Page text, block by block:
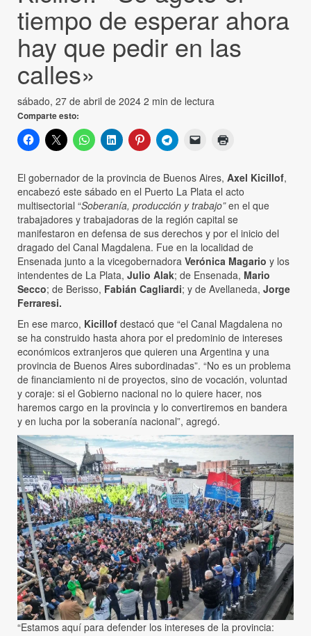
tiempo de esperar ahora
hay que pedir en las
calles»
sábado, 27 de abril de 2024 2 min de lectura
Comparte esto:
El gobernador de la provincia de Buenos Aires, Axel Kicillof,
encabezó este sábado en el Puerto La Plata el acto
multisectorial “Soberanía, producción y trabajo”en el que
trabajadores y trabajadoras de la región capital se
manifestaron en defensa de sus derechos y por el inicio del
dragado del Canal Magdalena. Fue en la localidad de
Ensenada junto a la vicegobernadora Verónica Magario y los
intendentes de La Plata, Julio Alak; de Ensenada, Mario
Secco; de Berisso, Fabián Cagliardi; y de Avellaneda, Jorge
Ferraresi.
En ese marco, Kicillof destacó que “el Canal Magdalena no
se ha construido hasta ahora por el predominio de intereses
económicos extranjeros que quieren una Argentina y una
provincia de Buenos Aires subordinadas”. “No es un problema
de financiamiento ni de proyectos, sino de vocación, voluntad
y coraje: si el Gobierno nacional no lo quiere hacer, nos
haremos cargo en la provincia y lo convertiremos en bandera
y en lucha por la soberanía nacional”, agregó.
“Estamos aquí para defender los intereses de la provincia: